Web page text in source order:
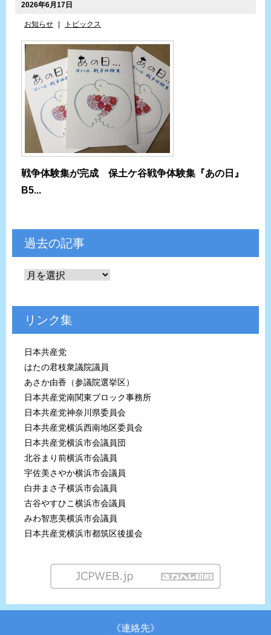
2026年6月17日
お知らせ トピックス
戦争体験集が完成 保土ケ谷戦争体験集『あの日』
B5...
過去の記事
リンク集
日本共産党
はたの君枝衆議院議員
あさか由香（参議院選挙区）
日本共産党南関東ブロック事務所
日本共産党神奈川県委員会
日本共産党横浜西南地区委員会
日本共産党横浜市会議員団
北谷まり前横浜市会議員
宇佐美さやか横浜市会議員
白井まさ子横浜市会議員
古谷やすひこ横浜市会議員
みわ智恵美横浜市会議員
日本共産党横浜市都筑区後援会
《連絡先》